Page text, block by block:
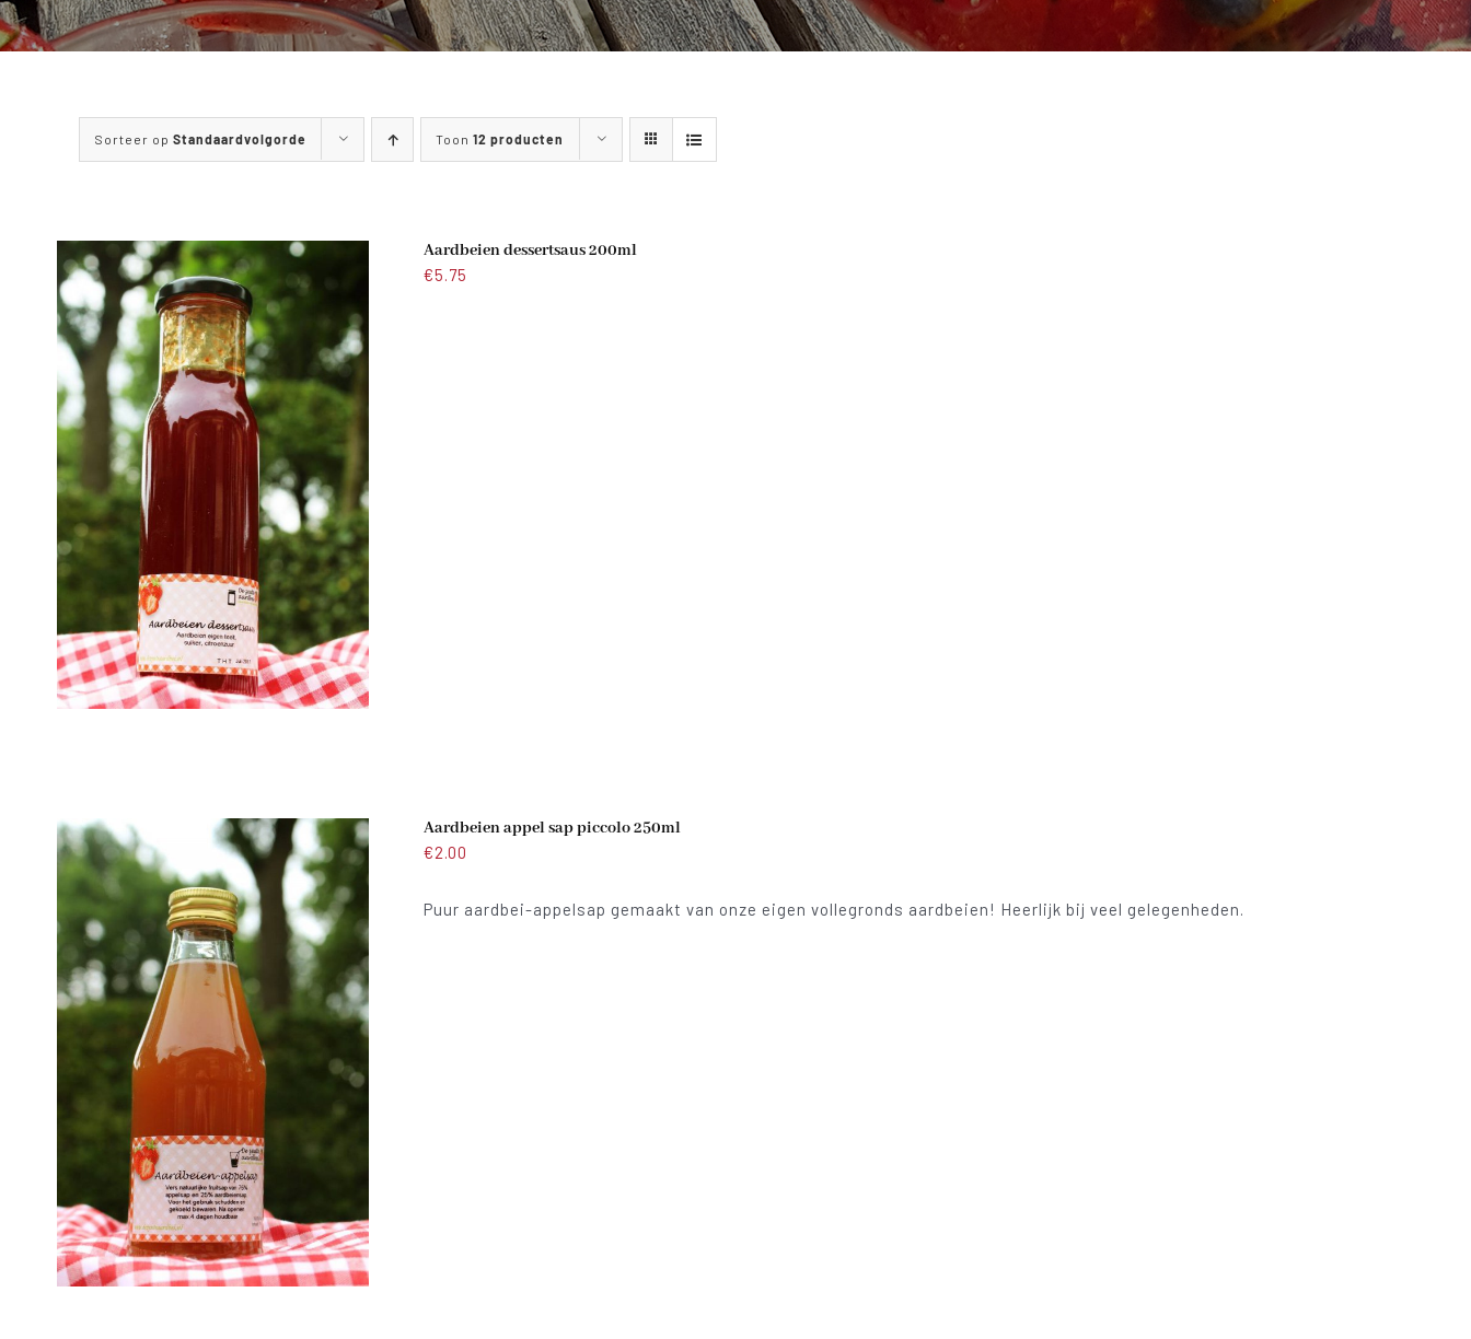
Sorteer op Standaardvolgorde Toon 12 producten
Aardbeien dessertsaus 200ml
€5.75
Aardbeien appel sap piccolo 250ml
€2.00
Puur aardbei-appelsap gemaakt van onze eigen vollegronds aardbeien! Heerlijk bij veel gelegenheden.